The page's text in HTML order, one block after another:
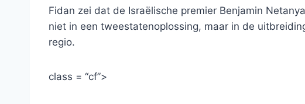
Fidan zei dat de Israëlische premier Benjamin
niet in een tweestatenoplossing, maar in de
regio.
class = “cf”>